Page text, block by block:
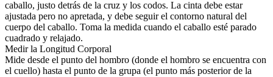
caballo, justo detrás de la cruz y los codos. La cinta debe estar
ajustada pero no apretada, y debe seguir el contorno natural del
cuerpo del caballo. Toma la medida cuando el caballo esté parado
cuadrado y relajado.
Medir la Longitud Corporal
Mide desde el punto del hombro (donde el hombro se encuentra con
el cuello) hasta el punto de la grupa (el punto más posterior de la